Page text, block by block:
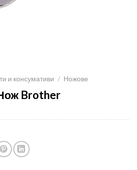
и консумативи / Ножове
Brother